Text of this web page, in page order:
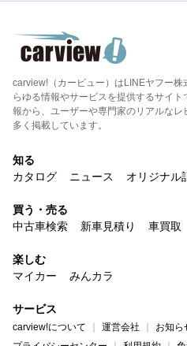
carview!（カービュー）はLINEヤフー
らゆる情報やサービスを提供するサイ
報から、ユーザーや専門家のリアルな
多く掲載しています。
知る
カタログ
ニュース オリジナル
買う・売る
中古車検索
新車見積り 車買取
楽しむ
マイカー
みんカラ
サービス
carview!について 運営会社 お知ら